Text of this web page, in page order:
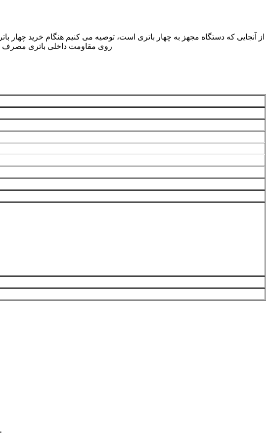
از آنجایی که دستگاه مجهز به چهار باتری است، توصیه می کنیم هنگام خرید چهار
روی مقاومت داخلی باتری مصرف